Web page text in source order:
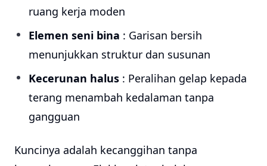
ruang kerja moden
Elemen seni bina : Garisan bersih
menunjukkan struktur dan susunan
Kecerunan halus : Peralihan gelap kepada
terang menambah kedalaman tanpa
gangguan
Kuncinya adalah kecanggihan tanpa